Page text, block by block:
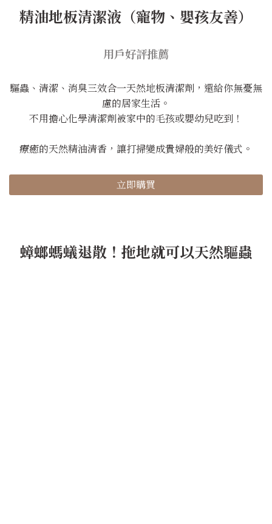
精油地板清潔液（寵物、嬰孩友善）
用戶好評推薦
驅蟲、清潔、消臭三效合一天然地板清潔劑，還給你無憂無
慮的居家生活。
不用擔心化學清潔劑被家中的毛孩或嬰幼兒吃到！
療癒的天然精油清香，讓打掃變成貴婦般的美好儀式。
立即購買
蟑螂螞蟻退散！拖地就可以天然驅蟲